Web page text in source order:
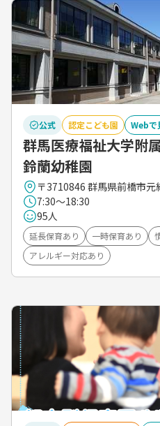
公式 認定こども園 Webで
群馬医療福祉大学附
鈴蘭幼稚園
〒3710846 群馬県前橋市元
7:30～18:30
95人
延長保育あり 一時保育あり
アレルギー対応あり